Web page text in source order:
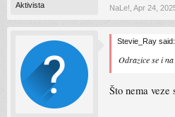
Aktivista NaLe! Apr 24,
Stevie_Ray said:
Odrazice se i
Što nema